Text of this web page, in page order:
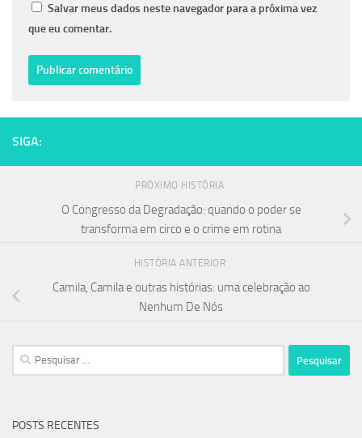
Salvar meus dados neste navegador para a próxima vez
que eu comentar.
SIGA:
PRÓXIMO HISTÓRIA
O Congresso da Degradação: quando o poder se
transforma em circo e o crime em rotina
HISTÓRIA ANTERIOR
Camila, Camila e outras histórias: uma celebração ao
Nenhum De Nós
Pesquisar
por:
POSTS RECENTES